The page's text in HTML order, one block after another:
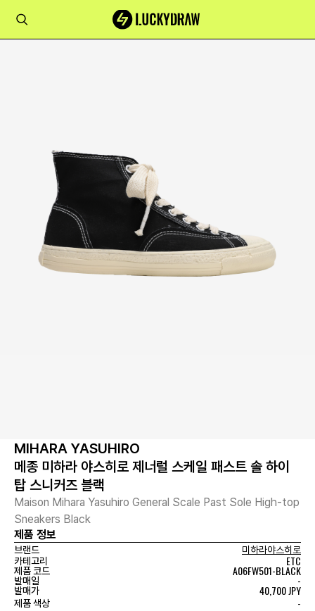
MIHARA YASUHIRO
메종 미하라 야스히로 제너럴 스케일 패스트 솔 하이
탑 스니커즈 블랙
Maison Mihara Yasuhiro General Scale Past Sole High-top
Sneakers Black
제품 정보
브랜드
미하라야스히로
카테고리
ETC
제품 코드 A06FW501-BLACK
발매일 -
발매가 40,700 JPY
제품 색상 -